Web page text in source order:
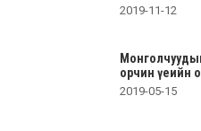
2019-11-12
орчин үеийн
2019-05-15